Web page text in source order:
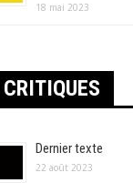
18 mai 2023
CRITIQUES
Dernier texte
22 août 2023